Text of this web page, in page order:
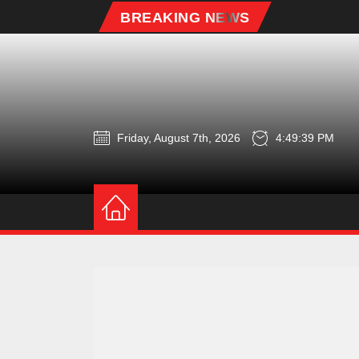
BREAKING NEWS
Friday, August 7th, 2026 4:49:40 PM